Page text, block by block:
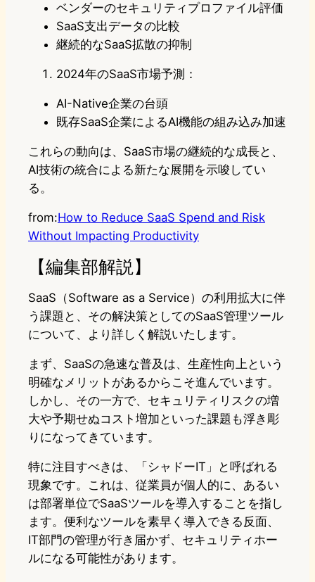
ベンダーのセキュリティプロファイル評価
SaaS支出データの比較
継続的なSaaS拡散の抑制
2024年のSaaS市場予測：
AI-Native企業の台頭
既存SaaS企業によるAI機能の組み込み加速
これらの動向は、SaaS市場の継続的な成長と、
AI技術の統合による新たな展開を示唆してい
る。
from:How to Reduce SaaS Spend and Risk
Without Impacting Productivity
【編集部解説】
SaaS（Software as a Service）の利用拡大に伴
う課題と、その解決策としてのSaaS管理ツール
について、より詳しく解説いたします。
まず、SaaSの急速な普及は、生産性向上という
明確なメリットがあるからこそ進んでいます。
しかし、その一方で、セキュリティリスクの増
大や予期せぬコスト増加といった課題も浮き彫
りになってきています。
特に注目すべきは、「シャドーIT」と呼ばれる
現象です。これは、従業員が個人的に、あるい
は部署単位でSaaSツールを導入することを指し
ます。便利なツールを素早く導入できる反面、
IT部門の管理が行き届かず、セキュリティホー
ルになる可能性があります。